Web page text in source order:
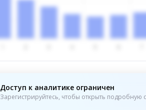
Доступ к аналитике ограничен
Зарегистрируйтесь, чтобы открыть подробную